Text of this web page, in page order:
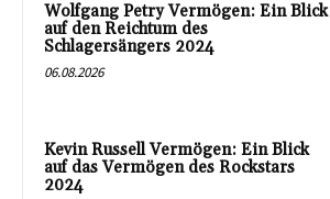
Wolfgang Petry Vermögen: Ein Blick
auf den Reichtum des
Schlagersängers 2024
06.08.2026
Kevin Russell Vermögen: Ein Blick
auf das Vermögen des Rockstars
2024